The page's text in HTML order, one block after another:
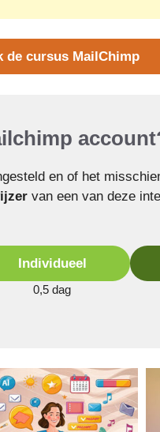
de cursus MailChimp
en of het
van een van deze
Individueel
0,5 dag